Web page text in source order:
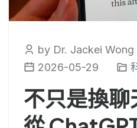
by Dr. Jackei Wong
2026-05-29
不只是換聊